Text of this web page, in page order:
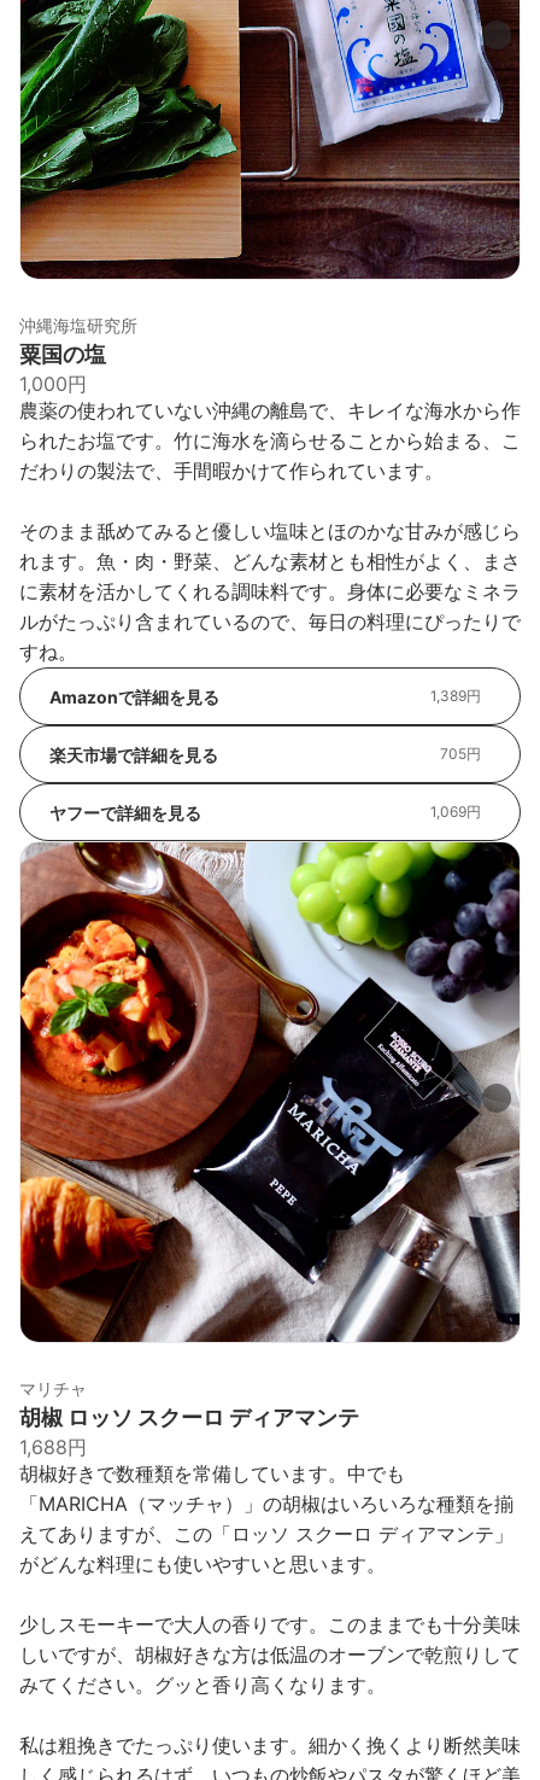
沖縄海塩研究所
粟国の塩
1,000円
農薬の使われていない沖縄の離島で、キレイな海水から作
られたお塩です。竹に海水を滴らせることから始まる、こ
だわりの製法で、手間暇かけて作られています。
そのまま舐めてみると優しい塩味とほのかな甘みが感じら
れます。魚・肉・野菜、どんな素材とも相性がよく、まさ
に素材を活かしてくれる調味料です。身体に必要なミネラ
ルがたっぷり含まれているので、毎日の料理にぴったりで
すね。
Amazonで詳細を見る 1,389円
楽天市場で詳細を見る 705円
ヤフーで詳細を見る 1,069円
マリチャ
胡椒 ロッソ スクーロ ディアマンテ
1,688円
胡椒好きで数種類を常備しています。中でも
「MARICHA（マッチャ）」の胡椒はいろいろな種類を揃
えてありますが、この「ロッソ スクーロ ディアマンテ」
がどんな料理にも使いやすいと思います。
少しスモーキーで大人の香りです。このままでも十分美味
しいですが、胡椒好きな方は低温のオーブンで乾煎りして
みてください。グッと香り高くなります。
私は粗挽きでたっぷり使います。細かく挽くより断然美味
しく感じられるはず。いつもの炒飯やパスタが驚くほど美